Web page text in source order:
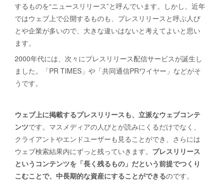
するものを“ニュースリリース”と呼んでいます。しかし、近年
ではウェブ上で公開するものも、プレスリリースと呼ぶ人び
とや企業が多いので、大きな違いはないと考えてよいと思い
ます。
2000年代には、次々にプレスリリース配信サービスが誕生し
ました。「PR TIMES」や「共同通信PRワイヤー」などがそ
うです。
ウェブ上に掲載するプレスリリースも、立派なウェブコンテ
ンツです。マスメディアの人びとが読みにくるだけでなく、
クライアントやエンドユーザーも見ることができ、さらには
ウェブ検索結果内にずっと残っていきます。 プレスリリース
というコンテンツを「長く残るもの」だという前提でつくり
こむことで、中長期的な資産にすることができるのです。